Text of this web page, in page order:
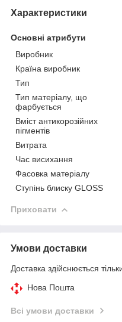
Характеристики
Основні атрибути
Виробник
Країна виробник
Тип
Тип матеріалу, що
фарбується
Вміст антикорозійних
пігментів
Витрата
Час висихання
Фасовка матеріалу
Ступінь блиску GLOSS
Приховати
Умови доставки
Доставка здійснюється
Нова Пошта
Всі умови доставки